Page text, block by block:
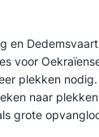
en
voor
plekken
naar
grote